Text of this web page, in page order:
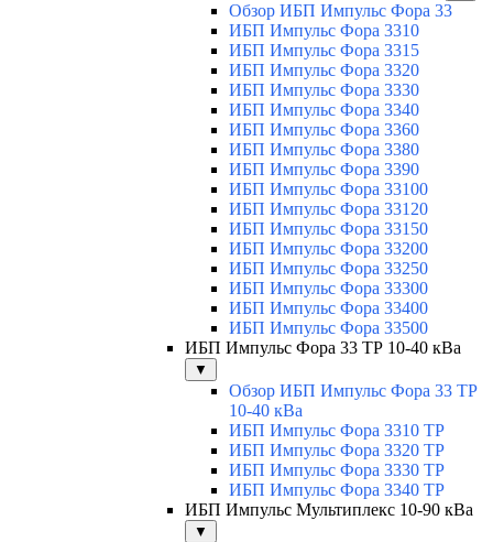
Обзор ИБП Импульс Фора 33
ИБП Импульс Фора 3310
ИБП Импульс Фора 3315
ИБП Импульс Фора 3320
ИБП Импульс Фора 3330
ИБП Импульс Фора 3340
ИБП Импульс Фора 3360
ИБП Импульс Фора 3380
ИБП Импульс Фора 3390
ИБП Импульс Фора 33100
ИБП Импульс Фора 33120
ИБП Импульс Фора 33150
ИБП Импульс Фора 33200
ИБП Импульс Фора 33250
ИБП Импульс Фора 33300
ИБП Импульс Фора 33400
ИБП Импульс Фора 33500
ИБП Импульс Фора 33 ТР 10-40 кВа
▼
Обзор ИБП Импульс Фора 33 ТР
10-40 кВа
ИБП Импульс Фора 3310 ТР
ИБП Импульс Фора 3320 ТР
ИБП Импульс Фора 3330 ТР
ИБП Импульс Фора 3340 ТР
ИБП Импульс Мультиплекс 10-90 кВа
▼